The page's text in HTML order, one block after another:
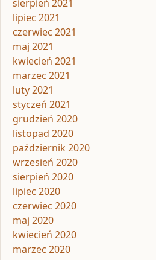
sierpień 2021
lipiec 2021
czerwiec 2021
maj 2021
kwiecień 2021
marzec 2021
luty 2021
styczeń 2021
grudzień 2020
listopad 2020
październik 2020
wrzesień 2020
sierpień 2020
lipiec 2020
czerwiec 2020
maj 2020
kwiecień 2020
marzec 2020